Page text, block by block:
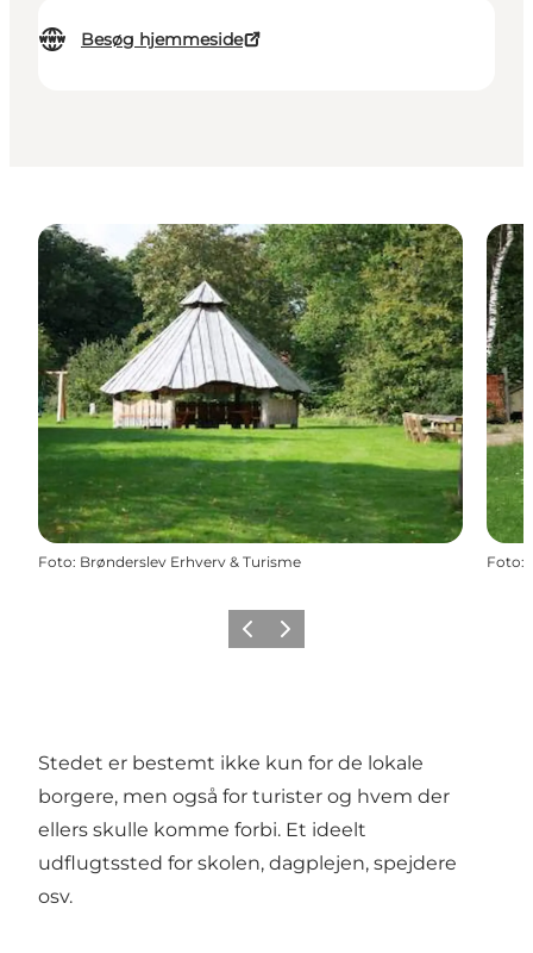
Besøg hjemmeside
Foto: Brønderslev Erhverv & Turisme Foto:
ForrigeNæste
Stedet er bestemt ikke kun for de lokale
borgere, men også for turister og hvem der
ellers skulle komme forbi. Et ideelt
udflugtssted for skolen, dagplejen, spejdere
osv.